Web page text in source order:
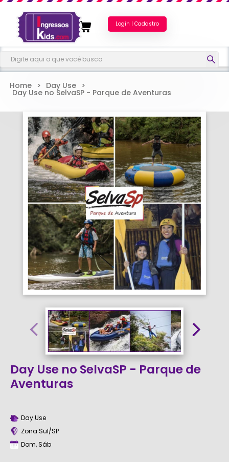
Login | Cadastro
Home > Day Use >
Day Use no SelvaSP - Parque de Aventuras
Day Use no SelvaSP - Parque de
Aventuras
Day Use
Zona Sul/SP
Dom, Sáb